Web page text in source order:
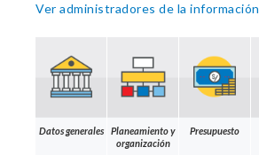
Ver administradores de la información
Datos generales
Planeamiento y
organización
Presupuesto